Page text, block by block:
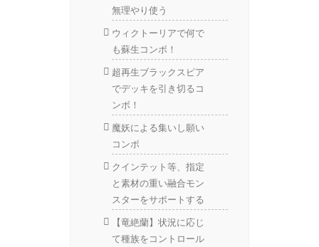
無理やり使う
ウィクトーリアで何で
も蘇生コンボ！
超再生ブラックスピア
でデッキを引き切るコ
ンボ！
魔妖による集いし願い
コンボ
クインテット等、指定
と素材の重い融合モン
スターをサポートする
【竜絶蘭】状況に応じ
て種族をコントロール